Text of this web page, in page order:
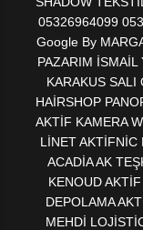
05326964099
Google By
PAZARIM
KARAKUS SALI
HAİRSHOP
AKTİF KAMERA
LİNET AKTİFNİC
ACADİA AK
KENOUD
DEPOLAMA
MEHDİ